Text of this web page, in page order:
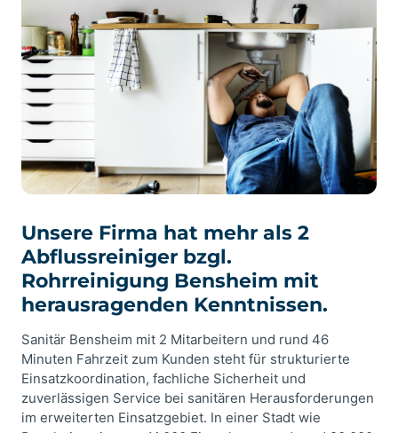
Unsere Firma hat mehr als 2
Abflussreiniger bzgl.
Rohrreinigung Bensheim mit
herausragenden Kenntnissen.
Sanitär Bensheim mit 2 Mitarbeitern und rund 46
Minuten Fahrzeit zum Kunden steht für strukturierte
Einsatzkoordination, fachliche Sicherheit und
zuverlässigen Service bei sanitären Herausforderungen
im erweiterten Einsatzgebiet. In einer Stadt wie